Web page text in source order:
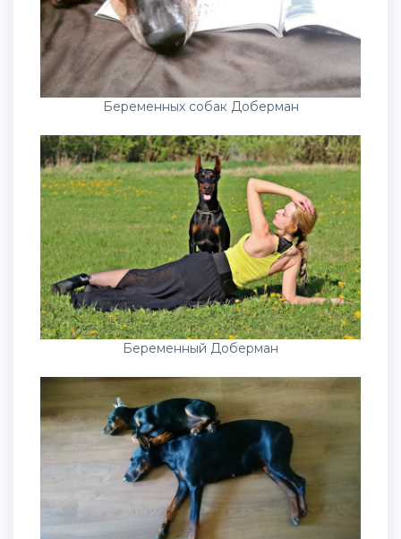
Беременных собак Доберман
Беременный Доберман